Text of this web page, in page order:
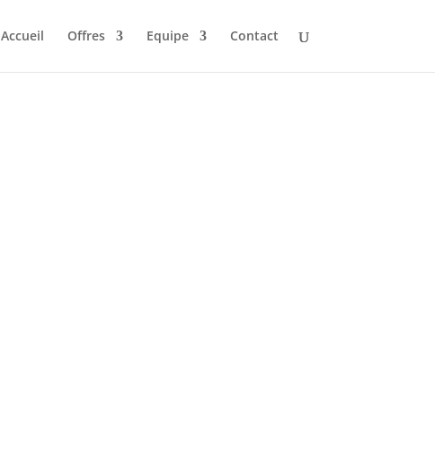
Accueil Offres Equipe Contact